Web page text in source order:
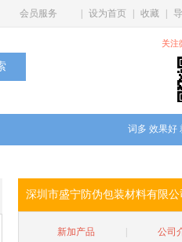
会员服务 设为首页 收藏
关注
词多 效果好
深圳市盛宁防伪包装材料有限公
新加产品 公司